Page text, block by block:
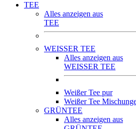
TEE
Alles anzeigen aus
TEE
WEISSER TEE
Alles anzeigen aus
WEISSER TEE
Weißer Tee pur
Weißer Tee
GRÜNTEE
Alles anzeigen aus